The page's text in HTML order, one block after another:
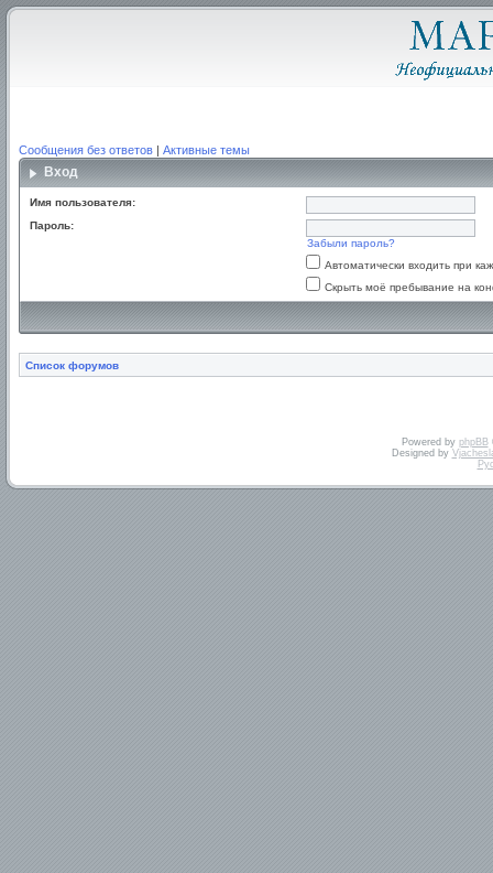
Сообщения без ответов | Активные темы
Вход
Имя пользователя:
Пароль:
Забыли пароль?
Автоматически входить при
Скрыть моё пребывание на
Список форумов
Powered by phpBB
Designed by